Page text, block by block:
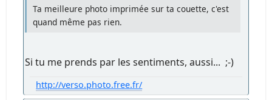
Ta meilleure photo imprimée sur ta couette, c'est
quand même pas rien.
Si tu me prends par les sentiments, aussi... ;-)
http://verso.photo.free.fr/